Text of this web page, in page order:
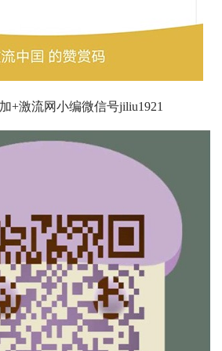
+激流网小编微信号jiliu1921